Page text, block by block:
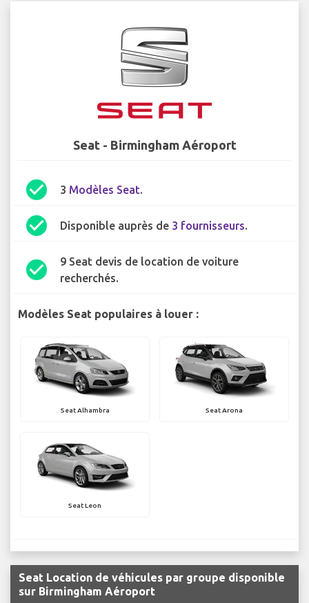
Seat - Birmingham Aéroport
check_circle 3 Modèles Seat.
check_circle Disponible auprès de 3 fournisseurs.
check_circle
9 Seat devis de location de voiture
recherchés.
Modèles Seat populaires à louer :
Seat Alhambra Seat Arona
Seat Leon
Seat Location de véhicules par groupe disponible
sur Birmingham Aéroport